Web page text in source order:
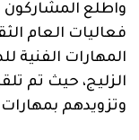
واطلع المشاركون
المهارات الفنية
الزليج، حيث تم
وتزويدهم